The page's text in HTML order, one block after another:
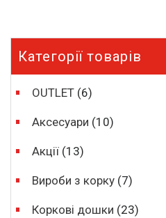
5
Категорії товарів
OUTLET (6)
Аксесуари (10)
Акції (13)
Вироби з корку (7)
Коркові дошки (23)